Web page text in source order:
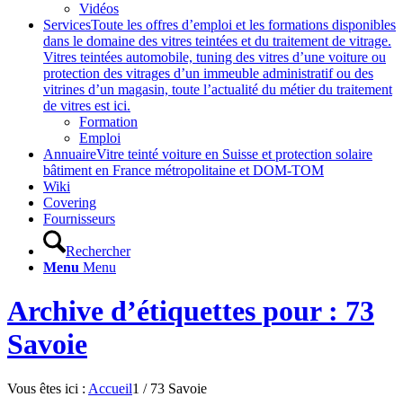
Vidéos
ServicesToute les offres d’emploi et les formations disponibles
dans le domaine des vitres teintées et du traitement de vitrage.
Vitres teintées automobile, tuning des vitres d’une voiture ou
protection des vitrages d’un immeuble administratif ou des
vitrines d’un magasin, toute l’actualité du métier du traitement
de vitres est ici.
Formation
Emploi
AnnuaireVitre teinté voiture en Suisse et protection solaire
bâtiment en France métropolitaine et DOM-TOM
Wiki
Covering
Fournisseurs
Rechercher
Menu Menu
Archive d’étiquettes pour : 73
Savoie
Vous êtes ici : Accueil1 / 73 Savoie